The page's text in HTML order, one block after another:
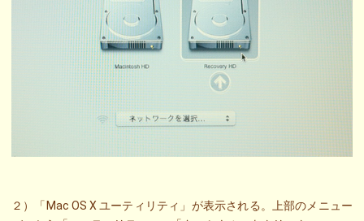
２）「Mac OS X ユーティリティ」が表示される。上部のメニュー